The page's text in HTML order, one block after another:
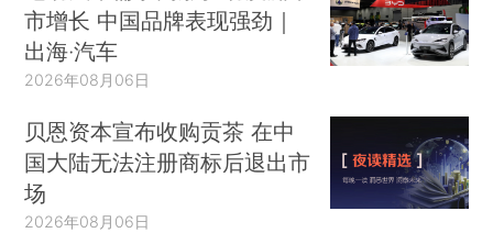
市增长 中国品牌表现强劲｜
出海·汽车
2026年08月06日
贝恩资本宣布收购贡茶 在中
国大陆无法注册商标后退出市
场
2026年08月06日